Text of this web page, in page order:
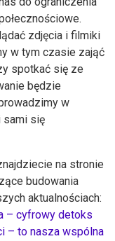
zdjęcia i filmiki
w tym czasie zająć
spotkać się ze
będzie
w
sami się
na stronie
budowania
aktualnościach:
– cyfrowy detoks
– to nasza wspólna